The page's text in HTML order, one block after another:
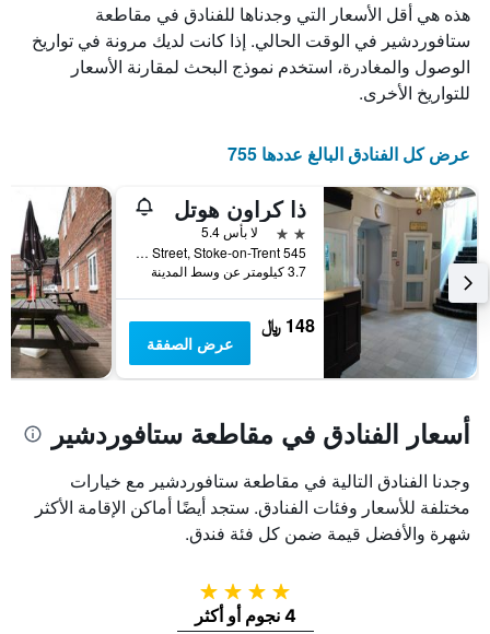
هذه هي أقل الأسعار التي وجدناها للفنادق في مقاطعة
ستافوردشير في الوقت الحالي. إذا كانت لديك مرونة في تواريخ
الوصول والمغادرة، استخدم نموذج البحث لمقارنة الأسعار
للتواريخ الأخرى.
عرض كل الفنادق البالغ عددها 755
ذا كراون هوتل
2 نجمتين
لا بأس 5.4
545 King Street, Stoke-on-Trent, المملكة المتحدة
3.7 كيلومتر عن وسط المدينة
148 ﷼
عرض الصفقة
أسعار الفنادق في مقاطعة ستافوردشير
وجدنا الفنادق التالية في مقاطعة ستافوردشير مع خيارات
مختلفة للأسعار وفئات الفنادق. ستجد أيضًا أماكن الإقامة الأكثر
شهرة والأفضل قيمة ضمن كل فئة فندق.
4 نجوم
4 نجوم أو أكثر